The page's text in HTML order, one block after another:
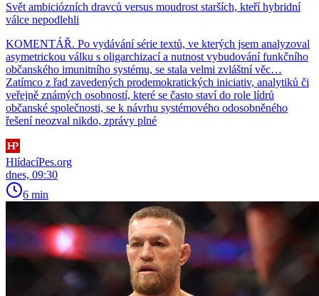
Svět ambiciózních dravců versus moudrost starších, kteří hybridní
válce nepodlehli
KOMENTÁŘ. Po vydávání série textů, ve kterých jsem analyzoval
asymetrickou válku s oligarchizací a nutnost vybudování funkčního
občanského imunitního systému, se stala velmi zvláštní věc…
Zatímco z řad zavedených prodemokratických iniciativ, analytiků či
veřejně známých osobností, které se často staví do role lídrů
občanské společnosti, se k návrhu systémového odosobněného
řešení neozval nikdo, zprávy plné
HlídacíPes.org
dnes, 09:30
6 min